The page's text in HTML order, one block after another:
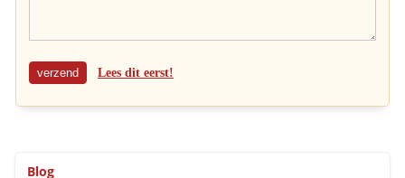
Lees dit eerst!
Blog